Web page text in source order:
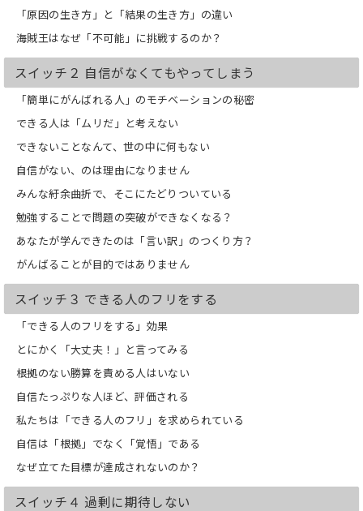
とそのものに強い「自己満足感」をつく
らなければならない
仕事を「やらなければいけない理由」は
すべて捨ててしまおう！
・スイッチ６…初心を取り戻す
かから、「次に精一杯やりたいこと」は
生まれてくる
に集中する
誰もが潜在的に「あきらめずに努力を続
（※本書は2012/9/24に発売し、
2021/5/15に電子化をいたしました）
「原因の生き方」と「結果の生き方」の違い
海賊王はなぜ「不可能」に挑戦するのか？
スイッチ２ 自信がなくてもやってしまう
「簡単にがんばれる人」のモチベーションの秘密
できる人は「ムリだ」と考えない
できないことなんて、世の中に何もない
自信がない、のは理由になりません
みんな紆余曲折で、そこにたどりついている
勉強することで問題の突破ができなくなる？
あなたが学んできたのは「言い訳」のつくり方？
がんばることが目的ではありません
スイッチ３ できる人のフリをする
「できる人のフリをする」効果
とにかく「大丈夫！」と言ってみる
根拠のない勝算を責める人はいない
自信たっぷりな人ほど、評価される
私たちは「できる人のフリ」を求められている
自信は「根拠」でなく「覚悟」である
なぜ立てた目標が達成されないのか？
スイッチ４ 過剰に期待しない